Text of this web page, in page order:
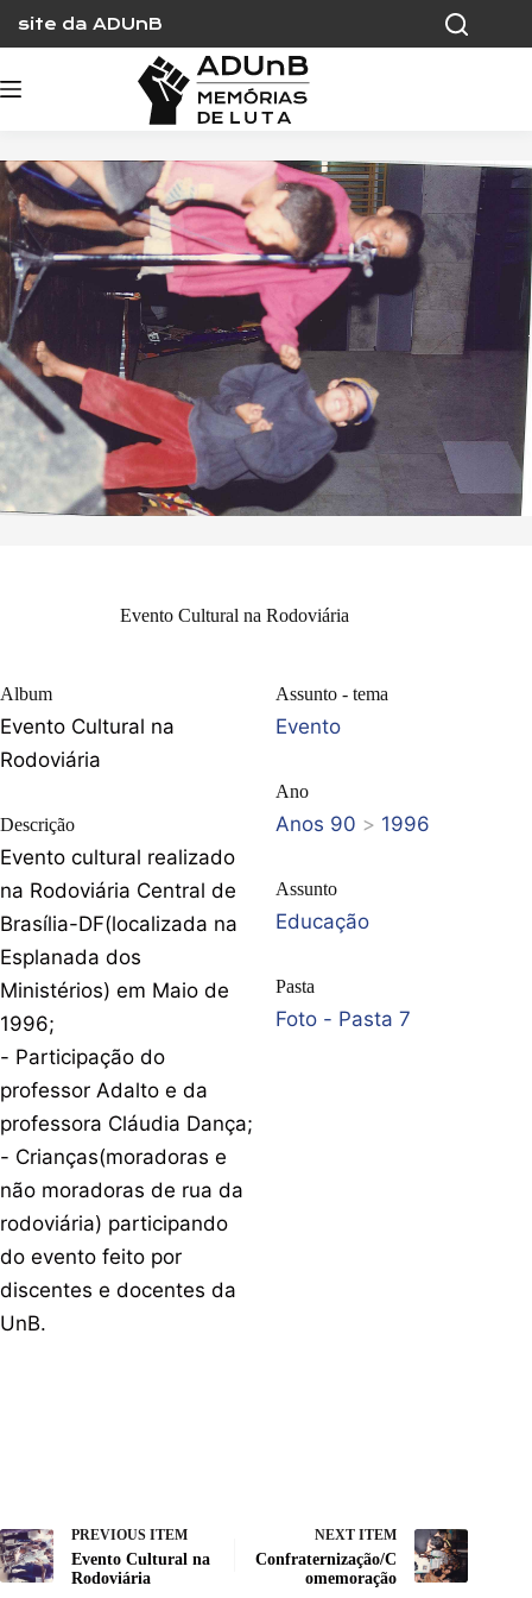
content
site da ADUnB
Evento Cultural na Rodoviária
Album
Evento Cultural na
Rodoviária
Descrição
Evento cultural realizado
na Rodoviária Central de
Brasília-DF(localizada na
Esplanada dos
Ministérios) em Maio de
1996;
- Participação do
professor Adalto e da
professora Cláudia Dança;
- Crianças(moradoras e
não moradoras de rua da
rodoviária) participando
do evento feito por
discentes e docentes da
UnB.
Assunto - tema
Evento
Ano
Anos 90 > 1996
Assunto
Educação
Pasta
Foto - Pasta 7
PREVIOUS ITEM
Evento Cultural na
Rodoviária
NEXT ITEM
Confraternização/C
omemoração